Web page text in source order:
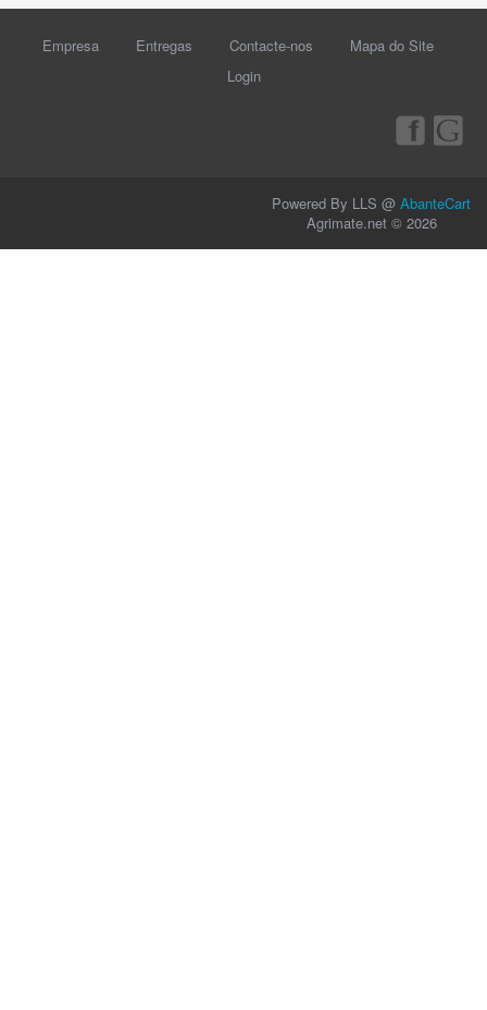
Empresa Entregas Contacte-nos
Mapa do Site
Login
Powered By LLS @ AbanteCart
Agrimate.net © 2026